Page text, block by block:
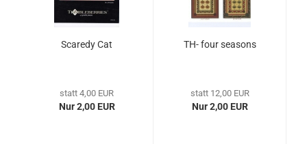
Scaredy Cat
statt 4,00 EUR
Nur 2,00 EUR
TH- four seasons
statt 12,00 EUR
Nur 2,00 EUR